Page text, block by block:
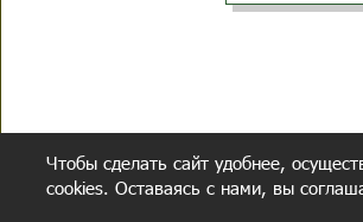
Чтобы сделать сайт удобнее,
cookies. Оставаясь с нами, вы